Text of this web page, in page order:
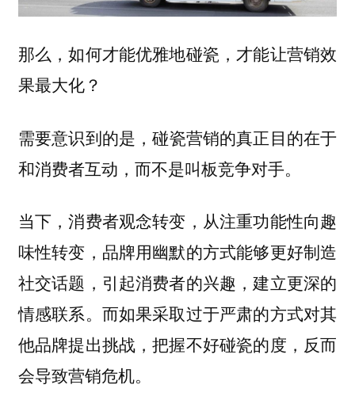
那么，如何才能优雅地碰瓷，才能让营销效
果最大化？
需要意识到的是，碰瓷营销的真正目的在于
和消费者互动，而不是叫板竞争对手。
当下，消费者观念转变，从注重功能性向趣
味性转变，品牌用幽默的方式能够更好制造
社交话题，引起消费者的兴趣，建立更深的
情感联系。而如果采取过于严肃的方式对其
他品牌提出挑战，把握不好碰瓷的度，反而
会导致营销危机。